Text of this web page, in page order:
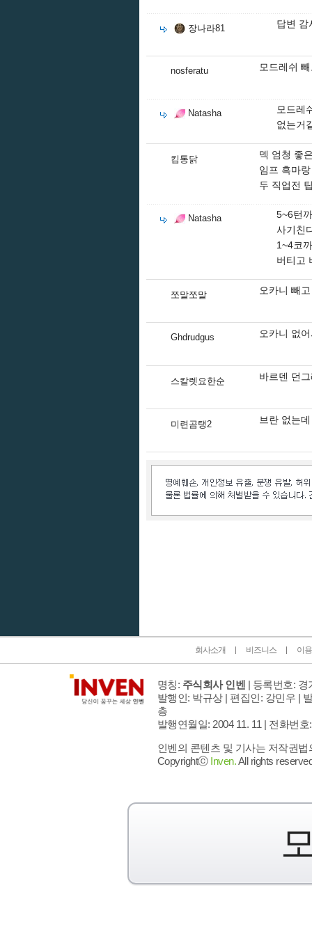
장나라81 답변 감
nosferatu 모드레쉬
Natasha
모드레
없는거
킴통닭
덱 엄청 좋
임프 흑마
두 직업전
Natasha
5~6턴
사기친
1~4코
버티고
쪼말쪼말 오카니 빼
Ghdrudgus 오카니 없
스칼렛요한순 바르덴 던
미련곰탱2 브란 없는
회사소개 비즈니스 이
명칭: 주식회사 인벤 | 등록번호: 경
발행인: 박규상 | 편집인: 강민우 |
층
발행연월일: 2004 11. 11 | 전화번호
인벤의 콘텐츠 및 기사는 저작권
Copyrightⓒ Inven.All rights